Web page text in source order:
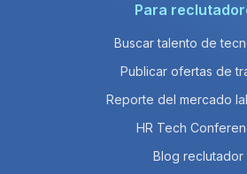
Para
Buscar talento de
Publicar ofertas de
Reporte del mercado
HR Tech
Blog reclutador